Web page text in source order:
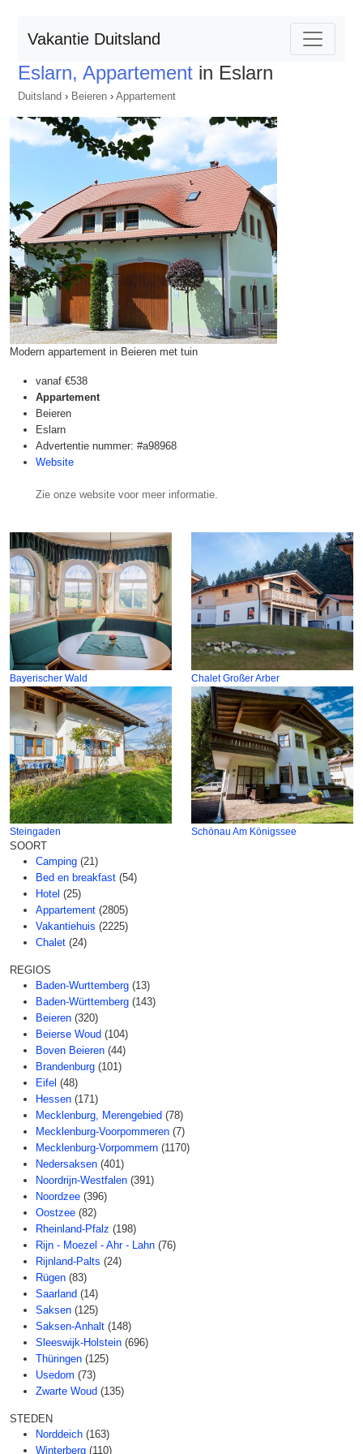
Vakantie Duitsland
Eslarn, Appartement in Eslarn
Duitsland › Beieren › Appartement
Modern appartement in Beieren met tuin
vanaf €538
Appartement
Beieren
Eslarn
Advertentie nummer: #a98968
Website
Zie onze website voor meer informatie.
Bayerischer Wald Chalet Großer Arber
Steingaden Schönau Am Königssee
SOORT
Camping (21)
Bed en breakfast (54)
Hotel (25)
Appartement (2805)
Vakantiehuis (2225)
Chalet (24)
REGIOS
Baden-Wurttemberg (13)
Baden-Württemberg (143)
Beieren (320)
Beierse Woud (104)
Boven Beieren (44)
Brandenburg (101)
Eifel (48)
Hessen (171)
Mecklenburg, Merengebied (78)
Mecklenburg-Voorpommeren (7)
Mecklenburg-Vorpommern (1170)
Nedersaksen (401)
Noordrijn-Westfalen (391)
Noordzee (396)
Oostzee (82)
Rheinland-Pfalz (198)
Rijn - Moezel - Ahr - Lahn (76)
Rijnland-Palts (24)
Rügen (83)
Saarland (14)
Saksen (125)
Saksen-Anhalt (148)
Sleeswijk-Holstein (696)
Thüringen (125)
Usedom (73)
Zwarte Woud (135)
STEDEN
Norddeich (163)
Winterberg (110)